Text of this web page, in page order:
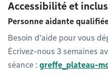
Accessibilité et
Personne aidante
Besoin d’aide pour vous
Écrivez-nous 3 semaines
séance : greffe_plateau-